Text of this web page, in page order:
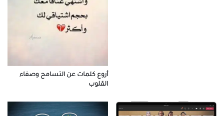
أروع كلمات عن التسامح وصفاء
القلوب